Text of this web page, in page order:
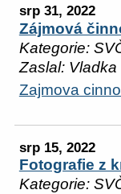
srp 31, 2022
Zájmová
Kategorie:
Zaslal: Vladka
Zajmova
srp 15, 2022
Fotografie z
Kategorie: